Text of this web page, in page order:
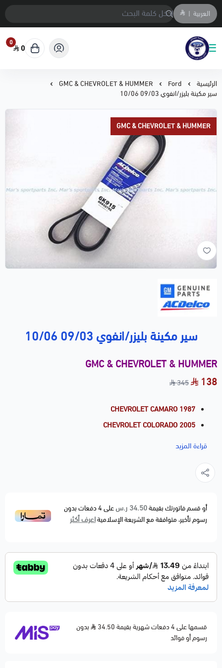
العربية |
متجر المحمادي لقطع السيارات
0
0
الرئيسية Ford
GMC & CHEVROLET & HUMMER
سير مكينة بليزر/انفوي 09/03 10/06
GMC & CHEVROLET & HUMMER
سير مكينة بليزر/انفوي 09/03 10/06
GMC & CHEVROLET & HUMMER
138
345
CHEVROLET CAMARO 1987
CHEVROLET COLORADO 2005
CHEVROLET IMPALA 2000-2002
FORD BRONCO 1988-1992
FORD CROWN VICTORIA 2000-2002
FORD F-250 1988-1992
FORD LTD 1984-1986
FORD LTD CROWN VICTORIA 1985-1986
FORD MUSTANG 1982-1987
HUMMER H3 2007-2010
قراءة المزيد
أو قسم فاتورتك بقيمة34.50 ر.س على4دفعات بدون
رسوم تأخير، متوافقة مع الشريعة الإسلاميةاعرف أكثر
قسمها على 4 دفعات شهرية بقيمة 34.50
بدون
رسوم أو فوائد